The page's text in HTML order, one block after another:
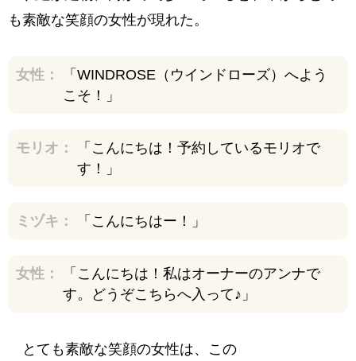
も素敵な笑顔の女性が現れた。
女性：
「WINDROSE（ウインドローズ）へよう
こそ！」
モリオ：
「こんにちは！予約しているモリオで
す！」
ミヅキ： 「こんにちはー！」
女性：
「こんにちは！私はオーナーのアンナで
す。どうぞこちらへ入って♪」
とても素敵な笑顔の女性は、この